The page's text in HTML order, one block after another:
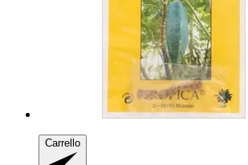
Carrello